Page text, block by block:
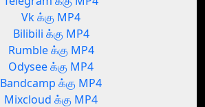
Vk க்கு MP4
Bilibili க்கு MP4
Rumble க்கு MP4
Odysee க்கு MP4
Bandcamp க்கு MP4
Mixcloud க்கு MP4